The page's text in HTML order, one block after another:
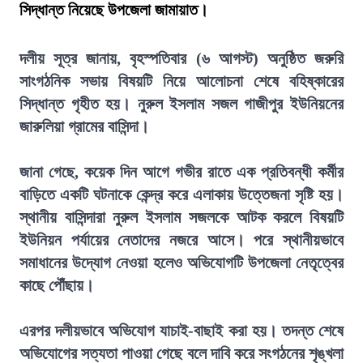
সিদ্ধান্ত নিয়েছে উপজেলা জামায়াত।
দলীয় সূত্র জানায়, বৃহস্পতিবার (৬ আগস্ট) অনুষ্ঠিত জরুরি
সাংগঠনিক সভায় বিষয়টি নিয়ে আলোচনা শেষে বহিষ্কারের
সিদ্ধান্ত গৃহীত হয়। নুরুল ইসলাম সজল গাজীপুর ইউনিয়নের
জারুলিয়া গ্রামের বাসিন্দা।
জানা গেছে, কয়েক দিন আগে গভীর রাতে এক প্রতিবন্ধী কর্মীর
বাড়িতে একটি ঘটনাকে কেন্দ্র করে এলাকায় উত্তেজনা সৃষ্টি হয়।
স্থানীয় বাসিন্দারা নুরুল ইসলাম সজলকে আটক করলে বিষয়টি
ইউনিয়ন পর্যায়ের নেতাদের নজরে আসে। পরে স্থানীয়ভাবে
সমাধানের উদ্যোগ নেওয়া হলেও অভিযোগটি উপজেলা নেতৃত্বের
কাছে পৌঁছায়।
এরপর দলীয়ভাবে অভিযোগ যাচাই-বাছাই করা হয়। তদন্ত শেষে
অভিযোগের সত্যতা পাওয়া গেছে বলে দাবি করে সংগঠনের শৃঙ্খলা